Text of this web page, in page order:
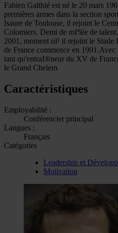
Fabien Galthié est né le 20 mars
premières armes dans la section
Isaure de Toulouse, il rejoint le
Colomiers. Demi de mIªlée de
2001, moment oI¹ il rejoint le Stade
de France commence en
tant qu'entraI®neur du XV de
le Grand Chelem
Caractéristiques
Employabilité :
Conférencier principal
Langues :
Français
Catégories
Leadership et
Motivation